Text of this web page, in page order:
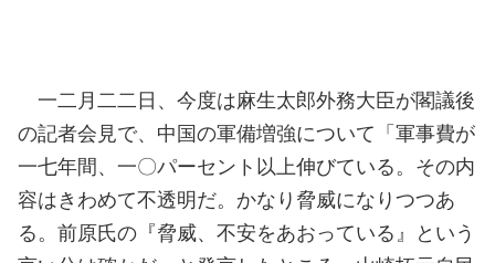
一二月二二日、今度は麻生太郎外務大臣が閣議後
の記者会見で、中国の軍備増強について「軍事費が
一七年間、一〇パーセント以上伸びている。その内
容はきわめて不透明だ。かなり脅威になりつつあ
る。前原氏の『脅威、不安をあおっている』という